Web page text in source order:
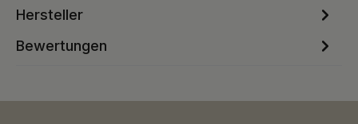
Hersteller
Bewertungen